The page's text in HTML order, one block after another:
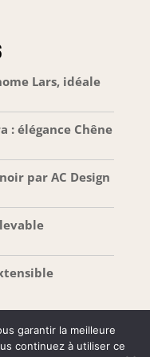
MDF de
il supporte une
: Ne perdez
complexes.
et aux pièces
cette
organiser vos
stress
Lars, idéale
: élégance Chêne
par AC Design
garantir la meilleure
continuez à utiliser ce